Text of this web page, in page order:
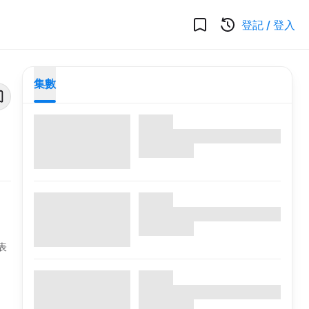
登記 / 登入
集數